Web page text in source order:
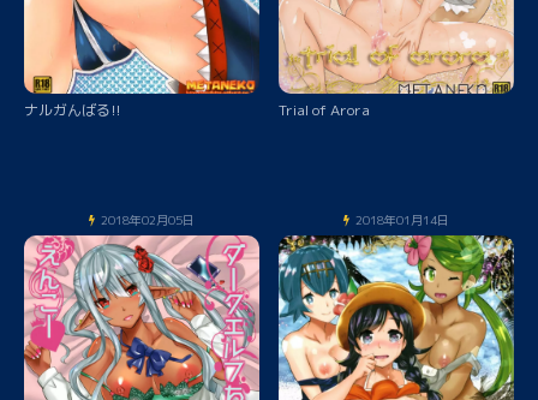
ナルガんばる!! Trial of Arora
2018年02月05日 2018年01月14日